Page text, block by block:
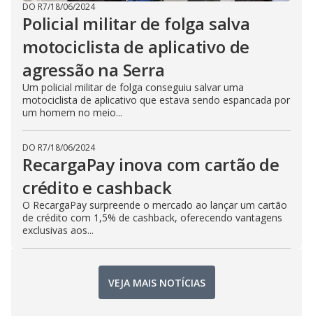
DO R7/18/06/2024
Policial militar de folga salva
motociclista de aplicativo de
agressão na Serra
Um policial militar de folga conseguiu salvar uma
motociclista de aplicativo que estava sendo espancada por
um homem no meio...
DO R7/18/06/2024
RecargaPay inova com cartão de
crédito e cashback
O RecargaPay surpreende o mercado ao lançar um cartão
de crédito com 1,5% de cashback, oferecendo vantagens
exclusivas aos...
VEJA MAIS NOTÍCIAS